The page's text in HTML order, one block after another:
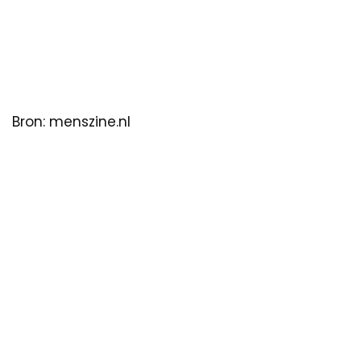
Bron: menszine.nl